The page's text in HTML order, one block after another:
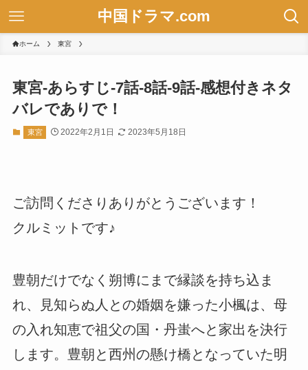
中国ドラマ.com
ホーム 東宮
東宮-あらすじ-7話-8話-9話-感想付きネタ
バレでありで！
東宮 2022年2月1日 2023年5月18日
ご訪問くださりありがとうございます！
クルミットです♪
豊朝だけでなく朔博にまで縁談を持ち込ま
れ、見知らぬ人との婚姻を嫌った小楓は、母
の入れ知恵で祖父の国・丹蚩へと家出を決行
します。豊朝と西州の懸け橋となっていた明